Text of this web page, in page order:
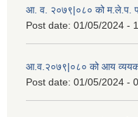
आ. व. २०७९|०८० को म.ले.प.
Post date: 01/05/2024 -
आ.व.२०७९|०८० को आय
Post date: 01/05/2024 -